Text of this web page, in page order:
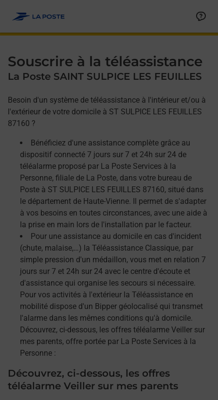
Souscrire à la téléassistance
La Poste SAINT SULPICE LES FEUILLES
Besoin d'un système de téléassistance à l'intérieur et/ou à
l'extérieur de votre domicile à ST SULPICE LES FEUILLES
87160 ?
Bénéficiez d'une assistance complète grâce au
dispositif connecté 7 jours sur 7 et 24h sur 24 de
téléalarme proposé par La Poste Services à la
Personne, filiale de La Poste, dans votre bureau de
Poste à ST SULPICE LES FEUILLES 87160, situé dans
le département de Haute-Vienne. Il permet de s'adapter
à vos besoins en toutes circonstances, avec une aide à
la prise en main lors de l'installation par le facteur.
Pour une assistance au domicile en cas d'incident
(chute, malaise,…) la Téléassistance Classique, par
simple pression d'un médaillon, vous met en relation 7
jours sur 7 et 24h sur 24 avec le centre d'écoute et
d'assistance qui organise les secours si nécessaire.
Pour vos activités à l'extérieur la Téléassistance en
mobilité dispose d'un Bipper géolocalisé qui transmet
l'alarme dans les mêmes conditions qu'à domicile.
Découvrez, ci-dessous, les offres téléalarme Veiller sur
mes parents, offre portée par La Poste Services à la
Personne :
Découvrez, ci-dessous, les offres
téléalarme Veiller sur mes parents